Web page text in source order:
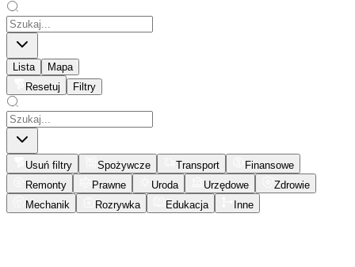
Lista
Mapa
Resetuj
Filtry
Usuń filtry Spożywcze Transport
Finansowe
Remonty
Prawne Uroda Urzędowe
Zdrowie
Mechanik
Rozrywka Edukacja Inne